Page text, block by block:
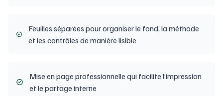
Feuilles séparées pour organiser le fond, la méthode
et les contrôles de manière lisible
Mise en page professionnelle qui facilite l’impression
et le partage interne